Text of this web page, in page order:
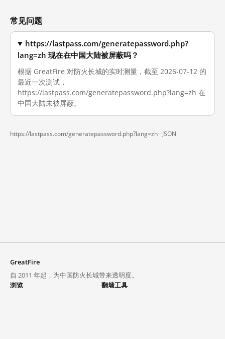
常见问题
https://lastpass.com/generatepassword.php?
lang=zh 现在在中国大陆被屏蔽吗？
根据 GreatFire 对防火长城的实时测量，截至 2026-07-12 的
最近一次测试，
https://lastpass.com/generatepassword.php?lang=zh 在
中国大陆未被屏蔽。
https://lastpass.com/generatepassword.php?lang=zh · JSON
GreatFire
自 2011 年起，为中国防火长城带来透明度。
浏览
翻墙工具